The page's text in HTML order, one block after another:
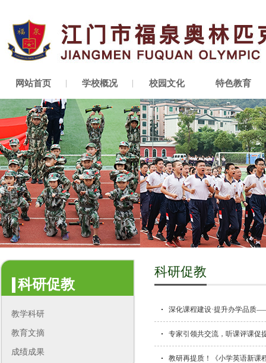
网站首页 学校概况 校园文化 特色教育
科研促教
教学科研
教育文摘
成绩成果
科研促教
深化课程建设·提升办学品质
专家引领共交流，听课评课
教研再提质！《小学英语新课